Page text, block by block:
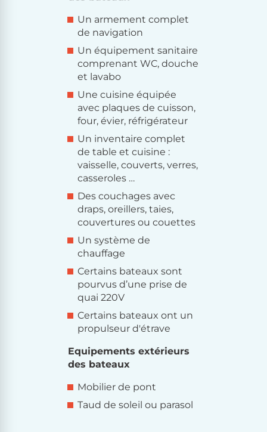
Un armement complet
de navigation
Un équipement sanitaire
comprenant WC, douche
et lavabo
Une cuisine équipée
avec plaques de cuisson,
four, évier, réfrigérateur
Un inventaire complet
de table et cuisine :
vaisselle, couverts, verres,
casseroles …
Des couchages avec
draps, oreillers, taies,
couvertures ou couettes
Un système de
chauffage
Certains bateaux sont
pourvus d’une prise de
quai 220V
Certains bateaux ont un
propulseur d'étrave
Equipements extérieurs
des bateaux
Mobilier de pont
Taud de soleil ou parasol